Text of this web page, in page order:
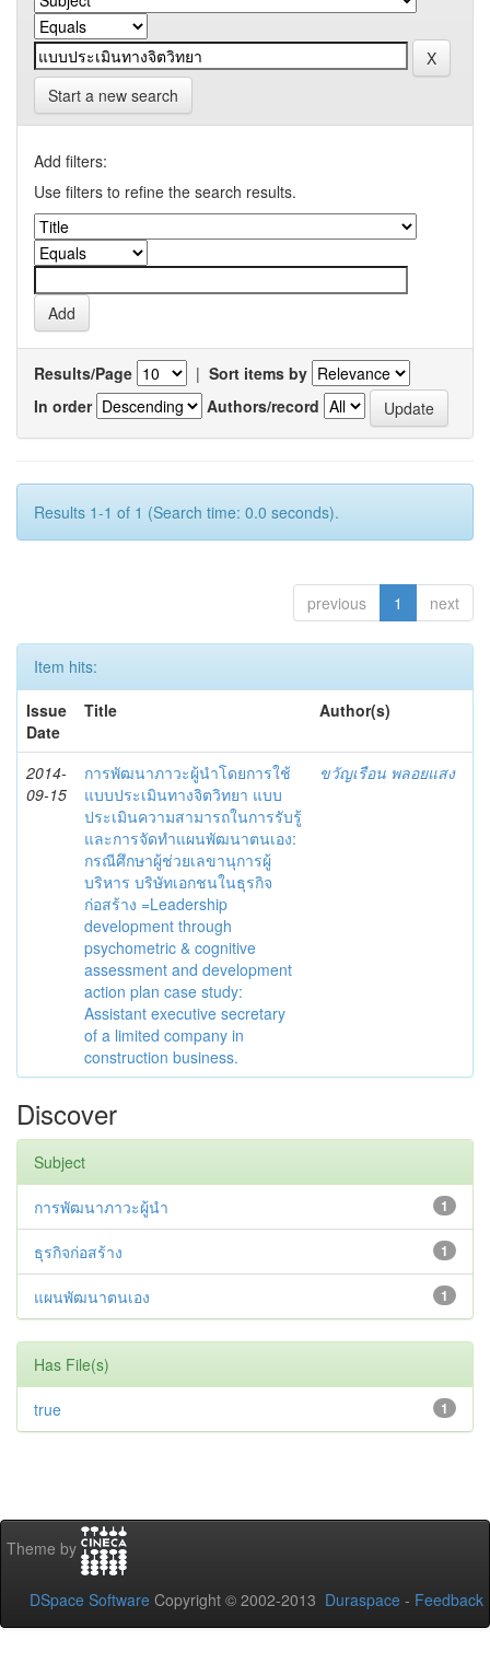
Start a new search
Add filters:
Use filters to refine the search results.
Results/Page | Sort items by
In order
Authors/record
Results 1-1 of 1 (Search time: 0.0 seconds).
previous 1 next
Item hits:
Issue
Date
Title Author(s)
2014-
09-15
การพัฒนาภาวะผู้นำโดยการใช้
แบบประเมินทางจิตวิทยา แบบ
ประเมินความสามารถในการรับรู้
และการจัดทำแผนพัฒนาตนเอง:
กรณีศึกษาผู้ช่วยเลขานุการผู้
บริหาร บริษัทเอกชนในธุรกิจ
ก่อสร้าง =Leadership
development through
psychometric & cognitive
assessment and development
action plan case study:
Assistant executive secretary
of a limited company in
construction business.
ขวัญเรือน พลอยแสง
Discover
Subject
1
การพัฒนาภาวะผู้นำ
1
ธุรกิจก่อสร้าง
1
แผนพัฒนาตนเอง
Has File(s)
1
true
Theme by
DSpace Software Copyright © 2002-2013 Duraspace - Feedback